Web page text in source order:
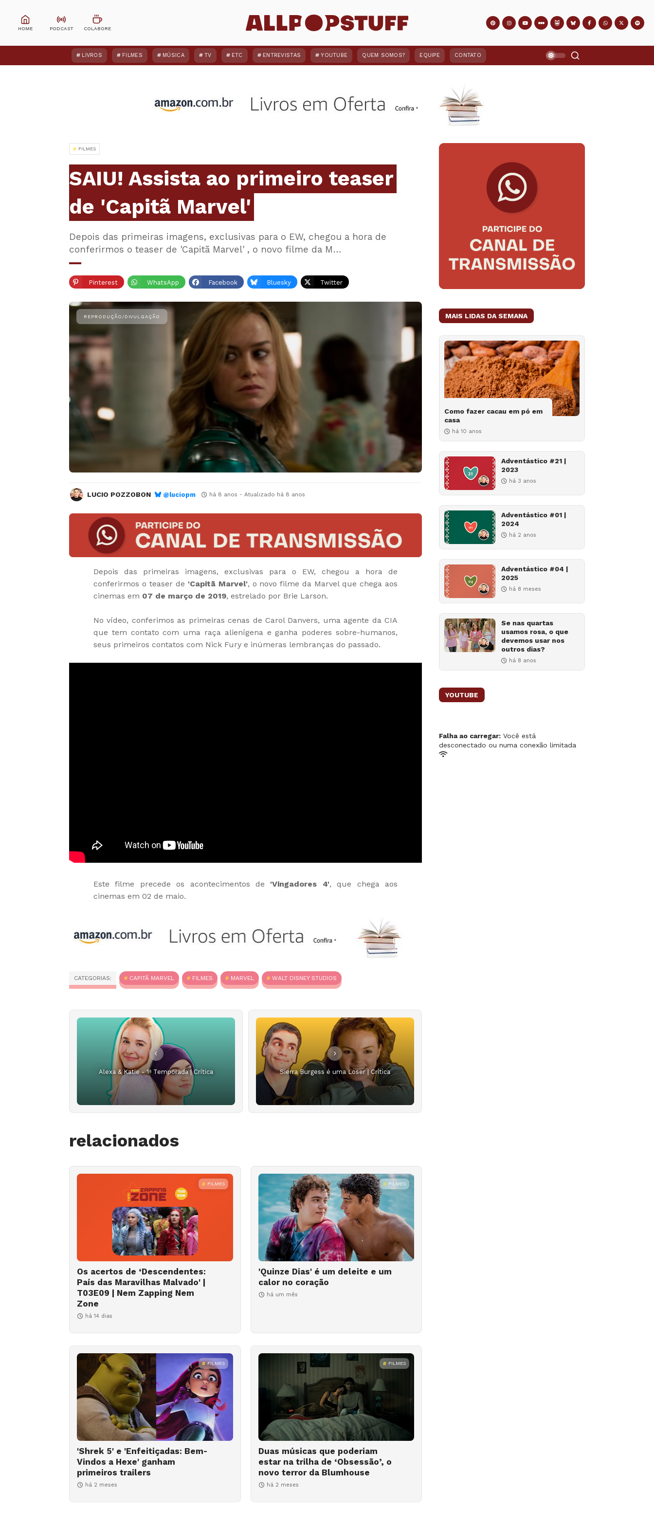
LIVROS FILMES MÚSICA TV ETC ENTREVISTAS YOUTUBE QUEM SOMOS? EQUIPE CONTATO
FILMES
SAIU! Assista ao primeiro teaser
de 'Capitã Marvel'
Depois das primeiras imagens, exclusivas para o EW, chegou a hora de
conferirmos o teaser de 'Capitã Marvel' , o novo filme da M…
Pinterest WhatsApp Facebook Bluesky Twitter
LUCIO POZZOBON @luciopm há 8 anos - Atualizado há 8 anos
Depois das primeiras imagens, exclusivas para o EW, chegou a hora de
conferirmos o teaser de 'Capitã Marvel', o novo filme da Marvel que chega aos
cinemas em 07 de março de 2019, estrelado por Brie Larson.
No vídeo, conferimos as primeiras cenas de Carol Danvers, uma agente da CIA
que tem contato com uma raça alienígena e ganha poderes sobre-humanos,
seus primeiros contatos com Nick Fury e inúmeras lembranças do passado.
Este filme precede os acontecimentos de 'Vingadores 4', que chega aos
cinemas em 02 de maio.
CATEGORIAS: CAPITÃ MARVEL FILMES MARVEL WALT DISNEY STUDIOS
Alexa & Katie - 1ª Temporada | Crítica Sierra Burgess é uma Loser | Crítica
relacionados
FILMES
Os acertos de ‘Descendentes:
País das Maravilhas Malvado' |
T03E09 | Nem Zapping Nem
Zone
há 14 dias
FILMES
'Quinze Dias' é um deleite e um
calor no coração
há um mês
FILMES
'Shrek 5' e 'Enfeitiçadas: Bem-
Vindos a Hexe' ganham
primeiros trailers
há 2 meses
FILMES
Duas músicas que poderiam
estar na trilha de ‘Obsessão’, o
novo terror da Blumhouse
há 2 meses
MAIS LIDAS DA SEMANA
Como fazer cacau em pó em
casa
há 10 anos
Adventástico #21 |
2023
há 3 anos
Adventástico #01 |
2024
há 2 anos
Adventástico #04 |
2025
há 8 meses
Se nas quartas
usamos rosa, o que
devemos usar nos
outros dias?
há 8 anos
YOUTUBE
Falha ao carregar: Você está
desconectado ou numa conexão limitada